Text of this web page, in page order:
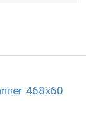
468x60